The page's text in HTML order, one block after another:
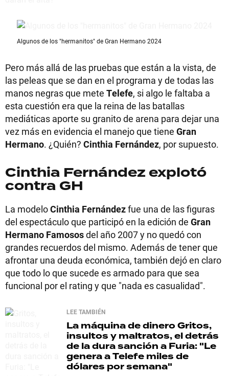
Algunos de los "hermanitos" de Gran Hermano 2024
Pero más allá de las pruebas que están a la vista, de
las peleas que se dan en el programa y de todas las
manos negras que mete Telefe, si algo le faltaba a
esta cuestión era que la reina de las batallas
mediáticas aporte su granito de arena para dejar una
vez más en evidencia el manejo que tiene Gran
Hermano. ¿Quién? Cinthia Fernández, por supuesto.
Cinthia Fernández explotó
contra GH
La modeloCinthia Fernándezfue una de las figuras
del espectáculo que participó en la edición de Gran
Hermano Famososdel año 2007 y no quedó con
grandes recuerdos del mismo. Además de tener que
afrontar una deuda económica, también dejó en claro
que todo lo que sucede es armado para que sea
funcional por el rating y que "nada es casualidad".
LEE TAMBIÉN
La máquina de dineroGritos,
insultos y maltratos, el detrás
de la dura sanción a Furia: "Le
genera a Telefe miles de
dólares por semana"